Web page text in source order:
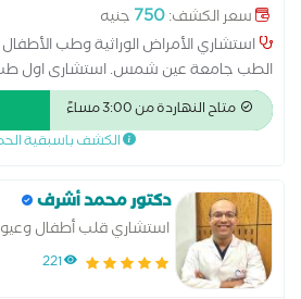
سعر الكشف:750 جنيه
استشاري الأمراض الوراثية وطب
الطب جامعة عين شمس. استشارى اول طب
الصماء والسكر للاطفال وحديثى
حالات داون وذوى الاحتياجات الخاصة
متاح النهاردة من 3:00 مساءً
الكشف باسبقية
دكتور محمد أشرف
استشاري قلب أطفال
221